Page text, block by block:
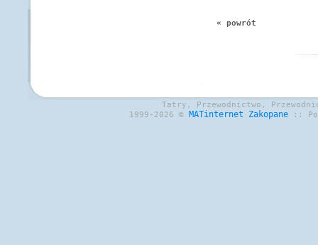
« powrót
Tatry, Przewodnictwo,
1999-2026 © MATinternet Zakopane ::